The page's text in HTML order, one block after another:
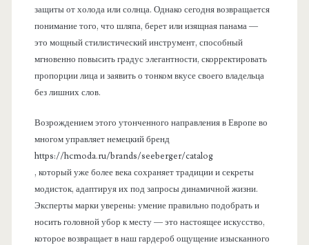
защиты от холода или солнца. Однако сегодня возвращается
понимание того, что шляпа, берет или изящная панама —
это мощный стилистический инструмент, способный
мгновенно повысить градус элегантности, скорректировать
пропорции лица и заявить о тонком вкусе своего владельца
без лишних слов.
Возрождением этого утонченного направления в Европе во
многом управляет немецкий бренд
https://hcmoda.ru/brands/seeberger/catalog
, который уже более века сохраняет традиции и секреты
модисток, адаптируя их под запросы динамичной жизни.
Эксперты марки уверены: умение правильно подобрать и
носить головной убор к месту — это настоящее искусство,
которое возвращает в наш гардероб ощущение изысканного